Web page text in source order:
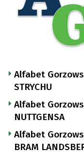
Alfabet
STRYCHU
Alfabet
NUTTGENSA
Alfabet
BRAM